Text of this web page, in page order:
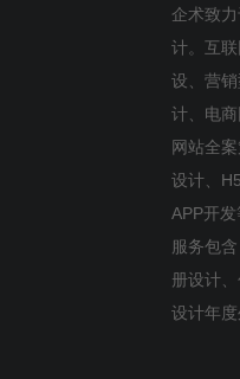
企术致
计。互
设、营
计、电商
网站全
设计、
APP开
服务包
册设计
设计年度